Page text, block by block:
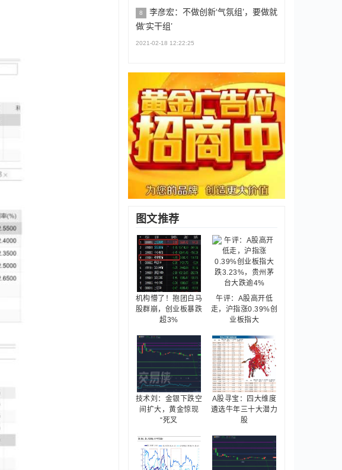
8
李彦宏：不做创新‘气氛组’，要做就
做‘实干组’
2021-02-18 12:22:25
图文推荐
机构懵了！抱团白马
股群崩，创业板暴跌
超3%
午评：A股高开低
走，沪指涨0.39%创
业板指大
技术刘：金银下跌空
间扩大，黄金惊现
“死叉
A股寻宝：四大维度
遴选牛年三十大潜力
股